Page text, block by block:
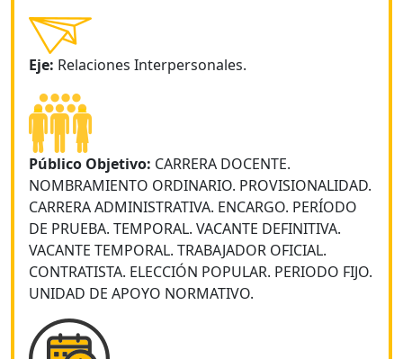
Eje: Relaciones Interpersonales.
Público Objetivo: CARRERA DOCENTE.
NOMBRAMIENTO ORDINARIO. PROVISIONALIDAD.
CARRERA ADMINISTRATIVA. ENCARGO. PERÍODO
DE PRUEBA. TEMPORAL. VACANTE DEFINITIVA.
VACANTE TEMPORAL. TRABAJADOR OFICIAL.
CONTRATISTA. ELECCIÓN POPULAR. PERIODO FIJO.
UNIDAD DE APOYO NORMATIVO.